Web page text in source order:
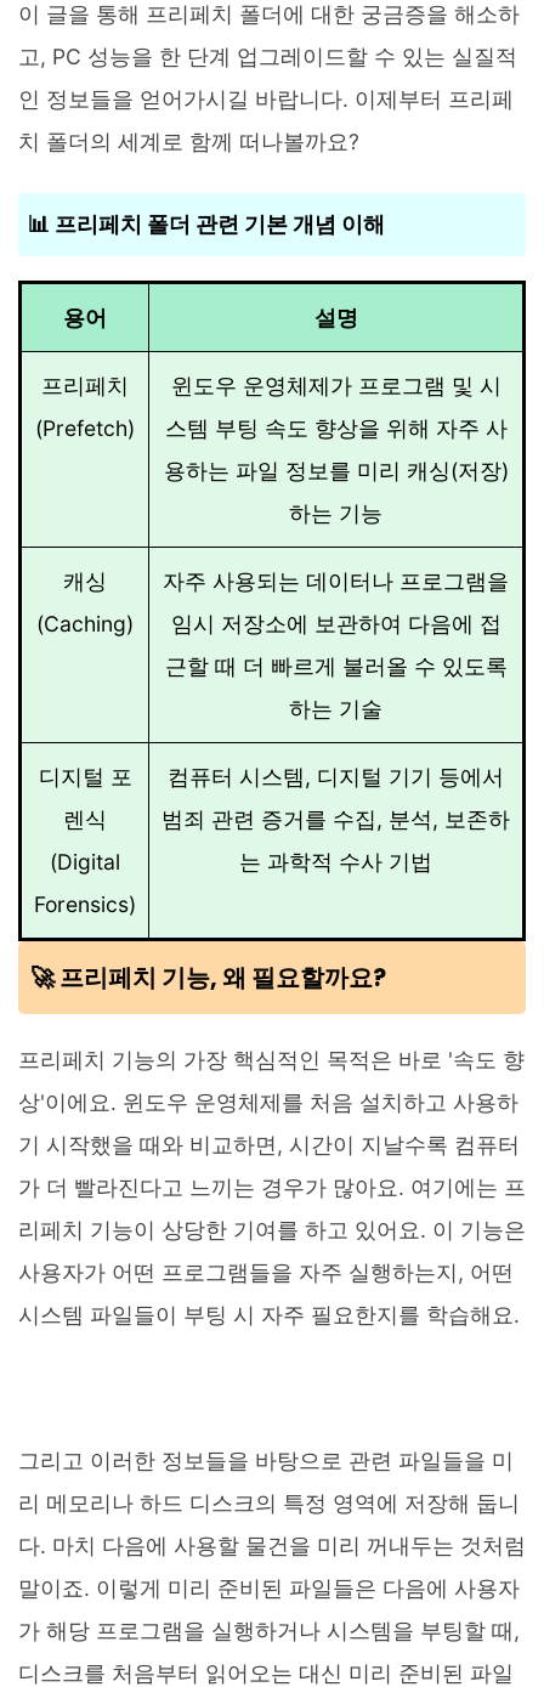
이 글을 통해 프리페치 폴더에 대한 궁금증을 해소하
고, PC 성능을 한 단계 업그레이드할 수 있는 실질적
인 정보들을 얻어가시길 바랍니다. 이제부터 프리페
치 폴더의 세계로 함께 떠나볼까요?
📊 프리페치 폴더 관련 기본 개념 이해
용어 설명
프리페치
(Prefetch)
윈도우 운영체제가 프로그램 및 시
스템 부팅 속도 향상을 위해 자주 사
용하는 파일 정보를 미리 캐싱(저장)
하는 기능
캐싱
(Caching)
자주 사용되는 데이터나 프로그램을
임시 저장소에 보관하여 다음에 접
근할 때 더 빠르게 불러올 수 있도록
하는 기술
디지털 포
렌식
(Digital
Forensics)
컴퓨터 시스템, 디지털 기기 등에서
범죄 관련 증거를 수집, 분석, 보존하
는 과학적 수사 기법
🚀 프리페치 기능, 왜 필요할까요?
프리페치 기능의 가장 핵심적인 목적은 바로 '속도 향
상'이에요. 윈도우 운영체제를 처음 설치하고 사용하
기 시작했을 때와 비교하면, 시간이 지날수록 컴퓨터
가 더 빨라진다고 느끼는 경우가 많아요. 여기에는 프
리페치 기능이 상당한 기여를 하고 있어요. 이 기능은
사용자가 어떤 프로그램들을 자주 실행하는지, 어떤
시스템 파일들이 부팅 시 자주 필요한지를 학습해요.
그리고 이러한 정보들을 바탕으로 관련 파일들을 미
리 메모리나 하드 디스크의 특정 영역에 저장해 둡니
다. 마치 다음에 사용할 물건을 미리 꺼내두는 것처럼
말이죠. 이렇게 미리 준비된 파일들은 다음에 사용자
가 해당 프로그램을 실행하거나 시스템을 부팅할 때,
디스크를 처음부터 읽어오는 대신 미리 준비된 파일